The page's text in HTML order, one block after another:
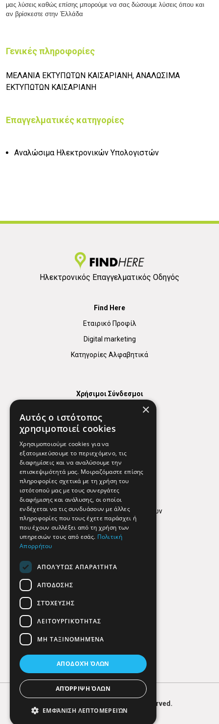
μας λύσεις καθώς επίσης μπορούμε να σας δώσουμε λύσεις όπου και
αν βρίσκεστε στην Έλλάδα
Γενικές πληροφορίες
ΜΕΛΑΝΙΑ ΕΚΤΥΠΩΤΩΝ ΚΑΙΣΑΡΙΑΝΗ, ΑΝΑΛΩΣΙΜΑ
ΕΚΤΥΠΩΤΩΝ ΚΑΙΣΑΡΙΑΝΗ
Επαγγελματικές κατηγορίες
Αναλώσιμα Ηλεκτρονικών Υπολογιστών
Ηλεκτρονικός Επαγγελματικός Οδηγός
Find Here
Εταιρικό Προφίλ
Digital marketing
Κατηγορίες Αλφαβητικά
Χρήσιμοι Σύνδεσμοι
Χρήσιμα Τηλέφωνα
Εφημερεύοντα Φαρμακεία
Απόρρητο
Όροι Χρήσης
Πολιτική προστασίας δεδομένων
Findhere
Social Media
HERE. All Rights Reserved.
×
Αυτός ο ιστότοπος
χρησιμοποιεί cookies
Χρησιμοποιούμε cookies για να
εξατομικεύσουμε το περιεχόμενο, τις
διαφημίσεις και να αναλύσουμε την
επισκεψιμότητά μας. Μοιραζόμαστε επίσης
πληροφορίες σχετικά με τη χρήση του
ιστότοπού μας με τους συνεργάτες
διαφήμισης και ανάλυσης, οι οποίοι
ενδέχεται να τις συνδυάσουν με άλλες
πληροφορίες που τους έχετε παράσχει ή
που έχουν συλλέξει από τη χρήση των
υπηρεσιών τους από εσάς. Πολιτική
Απορρήτου
ΑΠΟΛΎΤΩΣ ΑΠΑΡΑΊΤΗΤΑ
ΑΠΌΔΟΣΗΣ
ΣΤΌΧΕΥΣΗΣ
ΛΕΙΤΟΥΡΓΙΚΌΤΗΤΑΣ
ΜΗ ΤΑΞΙΝΟΜΗΜΈΝΑ
ΑΠΟΔΟΧΉ ΌΛΩΝ
ΑΠΌΡΡΙΨΗ ΌΛΩΝ
ΕΜΦΆΝΙΣΗ ΛΕΠΤΟΜΕΡΕΙΏΝ